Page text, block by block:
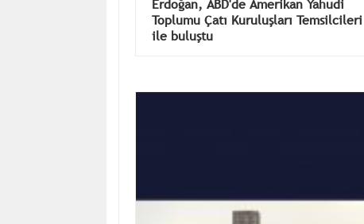
Erdoğan, ABD'de Amerikan Yahudi
Toplumu Çatı Kuruluşları Temsilcileri
ile buluştu